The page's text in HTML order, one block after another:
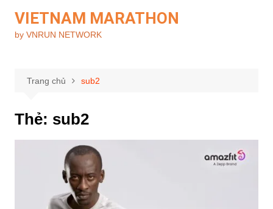
phần
VIETNAM MARATHON
by VNRUN NETWORK
Trang chủ sub2
Thẻ: sub2